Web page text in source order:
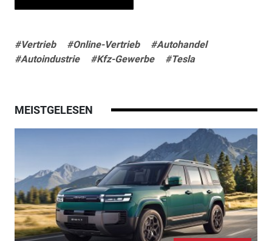
#Vertrieb #Online-Vertrieb
#Autohandel
#Autoindustrie
#Kfz-Gewerbe #Tesla
MEISTGELESEN